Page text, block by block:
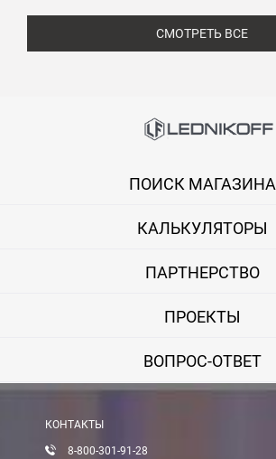
СМОТРЕТЬ ВСЕ
ПОИСК МАГАЗИНА
КАЛЬКУЛЯТОРЫ
ПАРТНЕРСТВО
ПРОЕКТЫ
ВОПРОС-ОТВЕТ
КОНТАКТЫ
8-800-301-91-28